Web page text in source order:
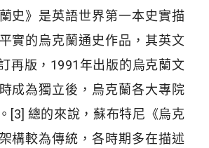
史》是英語世界第一本史實描
實的烏克蘭通史作品，其英文
再版，1991年出版的烏克蘭文
成為獨立後，烏克蘭各大專院
[3] 總的來說，蘇布特尼《烏克
構較為傳統，各時期多在描述